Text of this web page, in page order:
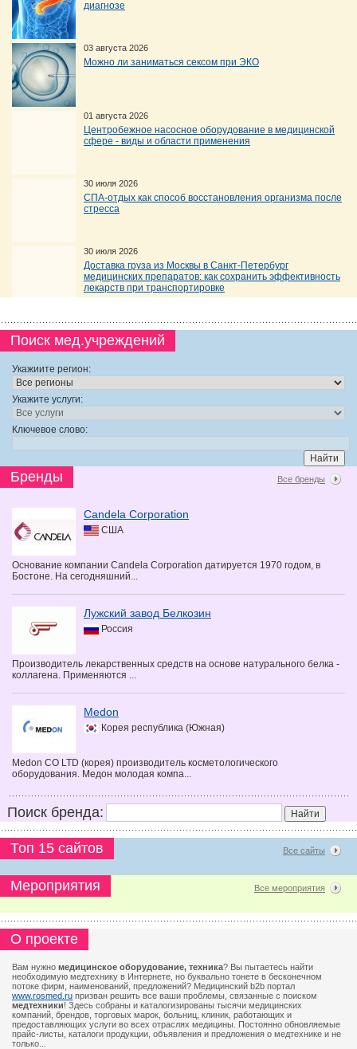
диагнозе
03 августа 2026
Можно ли заниматься сексом при ЭКО
01 августа 2026
Центробежное насосное оборудование в медицинской
сфере - виды и области применения
30 июля 2026
СПА-отдых как способ восстановления организма после
стресса
30 июля 2026
Доставка груза из Москвы в Санкт-Петербург
медицинских препаратов: как сохранить эффективность
лекарств при транспортировке
Поиск мед.учреждений
Укажиите регион:
Укажите услуги:
Ключевое слово:
Бренды Все бренды
Candela Corporation
США
Основание компании Candela Corporation датируется 1970 годом, в
Бостоне. На сегодняшний...
Лужский завод Белкозин
Россия
Производитель лекарственных средств на основе натурального белка -
коллагена. Применяются ...
Medon
Корея республика (Южная)
Medon CO LTD (корея) производитель косметологического
оборудования. Медон молодая компа...
Поиск бренда:
Топ 15 сайтов Все сайты
Мероприятия Все мероприятия
О проекте
Вам нужно медицинское оборудование, техника? Вы пытаетесь найти
необходимую медтехнику в Интернете, но буквально тонете в бесконечном
потоке фирм, наименований, предложений? Медицинский b2b портал
www.rosmed.ru призван решить все ваши проблемы, связанные с поиском
медтехники! Здесь собраны и каталогизированы тысячи медицинских
компаний, брендов, торговых марок, больниц, клиник, работающих и
предоставляющих услуги во всех отраслях медицины. Постоянно обновляемые
прайс-листы, каталоги продукции, объявления и предложения о медтехнике и не
только...